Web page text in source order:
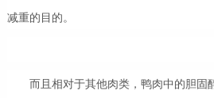
减重的目的。
而且相对于其他肉类，鸭肉中的胆固